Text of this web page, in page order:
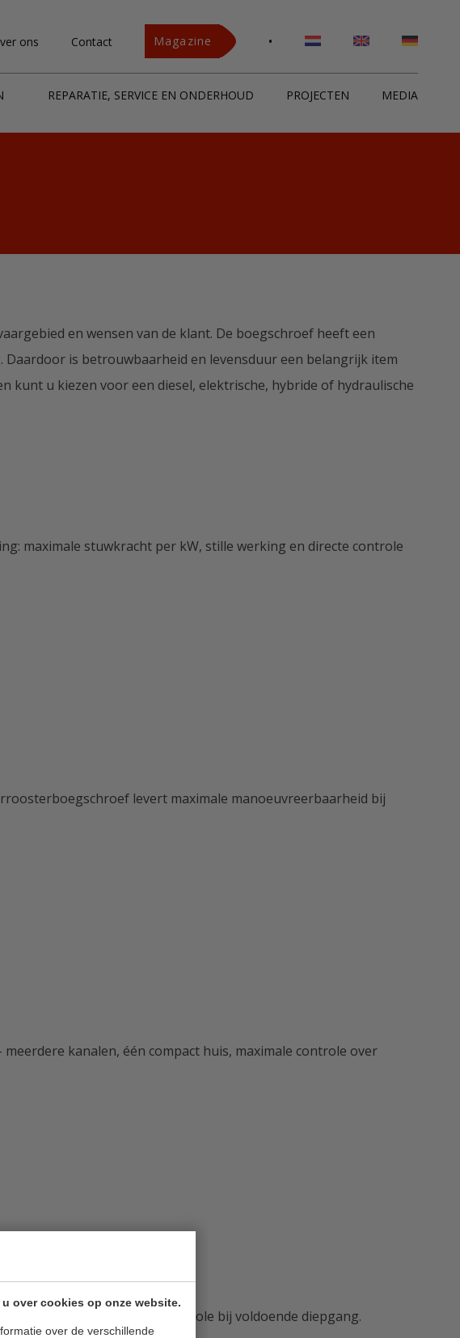
over cookies op onze website.
over de verschillende
ons Contact Magazine •
REPARATIE, SERVICE EN ONDERHOUD PROJECTEN MEDIA
en wensen van de klant. De boegschroef heeft een
is betrouwbaarheid en levensduur een belangrijk item
kunt u kiezen voor een diesel, elektrische, hybride of hydraulische
maximale stuwkracht per kW, stille werking en directe controle
levert maximale manoeuvreerbaarheid bij
kanalen, één compact huis, maximale controle over
stuurrooster – maximale controle bij voldoende diepgang.